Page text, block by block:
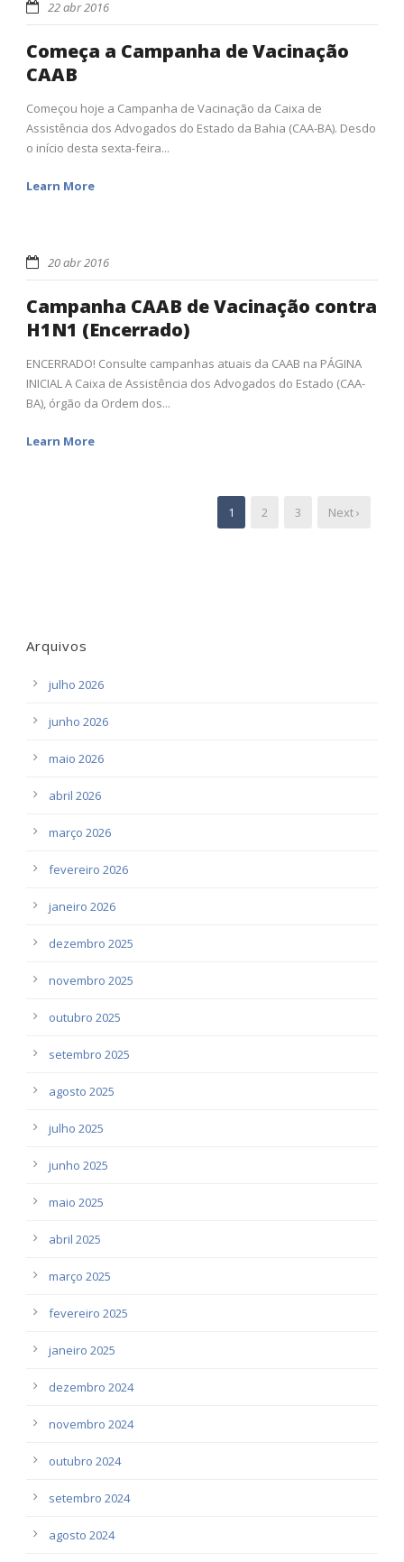
22 abr 2016
Começa a Campanha de Vacinação
CAAB
Começou hoje a Campanha de Vacinação da Caixa de
Assistência dos Advogados do Estado da Bahia (CAA-BA). Desdo
o início desta sexta-feira...
Learn More
20 abr 2016
Campanha CAAB de Vacinação contra
H1N1 (Encerrado)
ENCERRADO! Consulte campanhas atuais da CAAB na PÁGINA
INICIAL A Caixa de Assistência dos Advogados do Estado (CAA-
BA), órgão da Ordem dos...
Learn More
1 2 3 Next ›
Arquivos
julho 2026
junho 2026
maio 2026
abril 2026
março 2026
fevereiro 2026
janeiro 2026
dezembro 2025
novembro 2025
outubro 2025
setembro 2025
agosto 2025
julho 2025
junho 2025
maio 2025
abril 2025
março 2025
fevereiro 2025
janeiro 2025
dezembro 2024
novembro 2024
outubro 2024
setembro 2024
agosto 2024